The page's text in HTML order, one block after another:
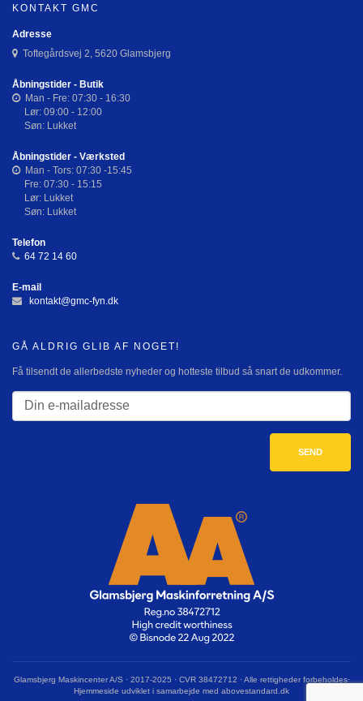
KONTAKT GMC
Adresse
Toftegårdsvej 2, 5620 Glamsbjerg
Åbningstider - Butik
Man - Fre: 07:30 - 16:30
Lør: 09:00 - 12:00
Søn: Lukket
Åbningstider - Værksted
Man - Tors: 07:30 -15:45
Fre: 07:30 - 15:15
Lør: Lukket
Søn: Lukket
Telefon
64 72 14 60
E-mail
kontakt@gmc-fyn.dk
GÅ ALDRIG GLIB AF NOGET!
Få tilsendt de allerbedste nyheder og hotteste tilbud så snart de udkommer.
Glamsbjerg Maskincenter A/S · 2017-2025 · CVR 38472712 · Alle rettigheder forbeholdes·
Hjemmeside udviklet i samarbejde med abovestandard.dk